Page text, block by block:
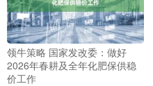
领牛策略 国家发改委：做好
2026年春耕及全年化肥保供稳
价工作